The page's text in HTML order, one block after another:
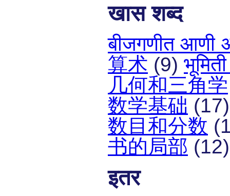
खास शब्द
बीजगणीत आणी
算术 (9)
几何和三角学
数学基础
数目和分数
书的局部
इतर